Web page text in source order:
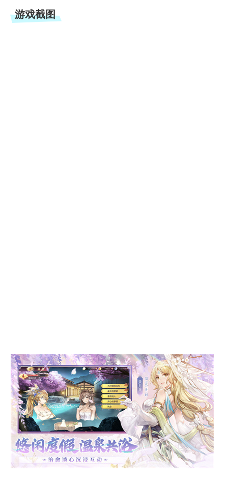
游戏截图